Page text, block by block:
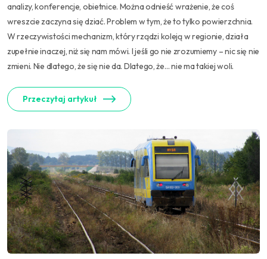
analizy, konferencje, obietnice. Można odnieść wrażenie, że coś
wreszcie zaczyna się dziać. Problem w tym, że to tylko powierzchnia.
W rzeczywistości mechanizm, który rządzi koleją w regionie, działa
zupełnie inaczej, niż się nam mówi. I jeśli go nie zrozumiemy – nic się nie
zmieni. Nie dlatego, że się nie da. Dlatego, że… nie ma takiej woli.
Przeczytaj artykuł